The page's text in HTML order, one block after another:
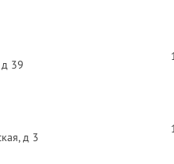
39
д 3